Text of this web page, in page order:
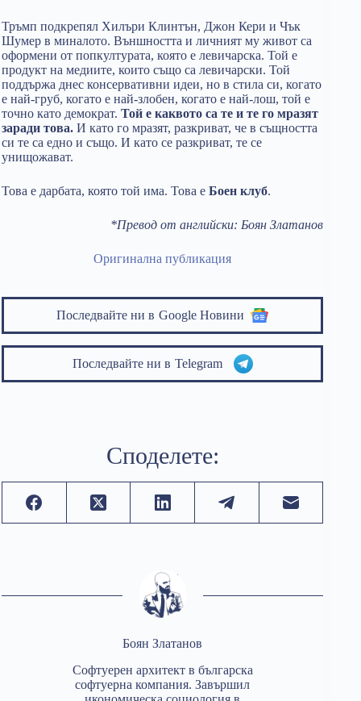
Тръмп подкрепял Хилъри Клинтън, Джон Кери и Чък
Шумер в миналото. Външността и личният му живот са
оформени от попкултурата, която е левичарска. Той е
продукт на медиите, които също са левичарски. Той
поддържа днес консервативни идеи, но в стила си, когато
е най-груб, когато е най-злобен, когато е най-лош, той е
точно като демократ. Той е каквото са те и те го мразят
заради това. И като го мразят, разкриват, че в същността
си те са едно и също. И като се разкриват, те се
унищожават.
Това е дарбата, която той има. Това е Боен клуб.
*Превод от английски: Боян Златанов
Оригинална публикация
Последвайте ни в Google Новини
Последвайте ни в Telegram
Споделете:
Боян Златанов
Софтуерен архитект в българска
софтуерна компания. Завършил